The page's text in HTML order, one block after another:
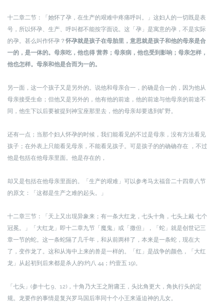
十二章二节：「她怀了孕，在生产的艰难中疼痛呼叫。」这妇人的一切既是表
号，所以怀孕、生产、呼叫都不能按字面说。这「孕」是寓意的孕，不是实际
的孕。甚么叫作怀孕？ 怀孕就是孩子在母胎里，意思就是孩子和他的母亲是合
一的，是一体的。母亲吃，他也得 营养；母亲病，他也受到影响；母亲怎样，
他也怎样。母亲和他是合而为一的。
另一面，这一个孩子又是另外的。说他和母亲合一，的确是合一的，因为他从
母亲接受生命；但他又是另外的，他有他的前途，他的前途与他母亲的前途不
同，他生下以后要被提到神宝座那里去，他的母亲却要逃到旷野。
还有一点；当那个妇人怀孕的时候，我们能看见的不过是母亲，没有方法看见
孩子；在外表上只能看见母亲，不能看见孩子。可是孩子的的确确存在 ，不过
他是包括在他母亲里面。他是存在的，
却又是包括在他母亲里面的。
「生产的艰难」可以参考马太福音二十四章八节
的原文：「这都是生产之难的起头。」
十二章三节：「天上又出现异象来；有一条大红龙，七头十角，七头上戴 七个
冠冕。」「大红龙」即十二章九节「魔鬼」或「撒但」，「蛇」就是创世记三
章一节的蛇。这一条蛇隔了几千年，和从前两样了，本来是一条蛇，现在大
了，变作龙了。这和从海中上来的兽是一样的。「红」是战争的颜色，「大红
龙」从起初到后来都是杀人的(约八 44；约壹五 19)。
「七头」(参十七 9、12)，十角乃大王之附庸王，头比角更大，角执行头的定
规。龙要作的事情是复兴罗马国后率同十个小王来逼迫神的儿女。